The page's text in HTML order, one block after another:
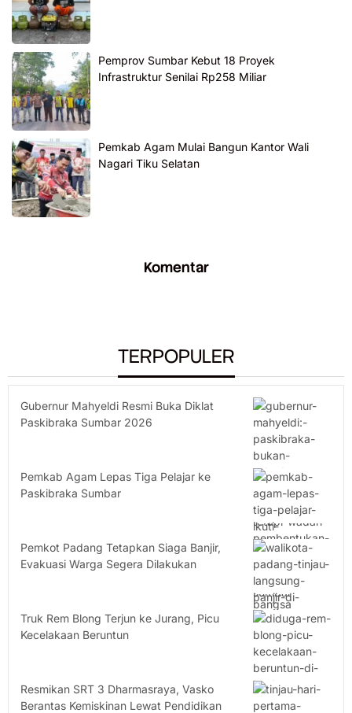
Pemprov Sumbar Kebut 18 Proyek
Infrastruktur Senilai Rp258 Miliar
Pemkab Agam Mulai Bangun Kantor Wali
Nagari Tiku Selatan
Komentar
TERPOPULER
Gubernur Mahyeldi Resmi Buka Diklat
Paskibraka Sumbar 2026
Pemkab Agam Lepas Tiga Pelajar ke
Paskibraka Sumbar
Pemkot Padang Tetapkan Siaga Banjir,
Evakuasi Warga Segera Dilakukan
Truk Rem Blong Terjun ke Jurang, Picu
Kecelakaan Beruntun
Resmikan SRT 3 Dharmasraya, Vasko
Berantas Kemiskinan Lewat Pendidikan